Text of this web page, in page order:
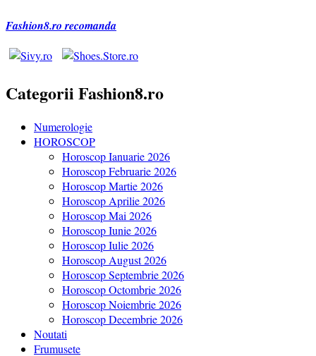
Fashion8.ro recomanda
Categorii Fashion8.ro
Numerologie
HOROSCOP
Horoscop Ianuarie 2026
Horoscop Februarie 2026
Horoscop Martie 2026
Horoscop Aprilie 2026
Horoscop Mai 2026
Horoscop Iunie 2026
Horoscop Iulie 2026
Horoscop August 2026
Horoscop Septembrie 2026
Horoscop Octombrie 2026
Horoscop Noiembrie 2026
Horoscop Decembrie 2026
Noutati
Frumusete